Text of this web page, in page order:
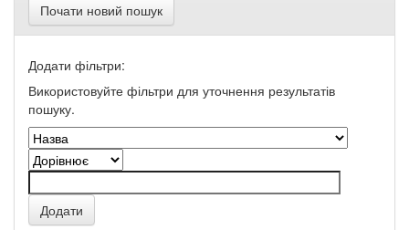
Почати новий пошук
Додати фільтри:
Використовуйте фільтри для уточнення результатів
пошуку.